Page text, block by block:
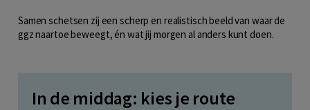
Samen schetsen zij een scherp en realistisch beeld van waar de
ggz naartoe beweegt, én wat jij morgen al anders kunt doen.
In de middag: kies je route